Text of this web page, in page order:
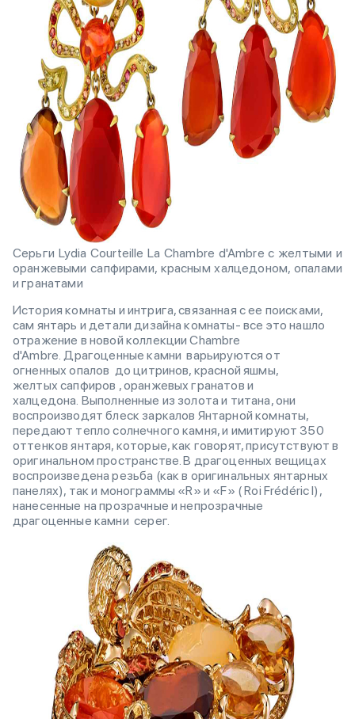
Серьги Lydia Courteille La Chambre d'Ambre с желтыми и
оранжевыми сапфирами, красным халцедоном, опалами
и гранатами
История комнаты и интрига, связанная с ее поисками,
сам янтарь и детали дизайна комнаты- все это нашло
отражение в новой коллекции Chambre
d'Ambre. Драгоценные камни варьируются от
огненных опалов до цитринов, красной яшмы,
желтых сапфиров , оранжевых гранатов и
халцедона. Выполненные из золота и титана, они
воспроизводят блеск заркалов Янтарной комнаты,
передают тепло солнечного камня, и имитируют 350
оттенков янтаря, которые, как говорят, присутствуют в
оригинальном пространстве. В драгоценных вещицах
воспроизведена резьба (как в оригинальных янтарных
панелях), так и монограммы «R» и «F» ( Roi Frédéric I),
нанесенные на прозрачные и непрозрачные
драгоценные камни серег.